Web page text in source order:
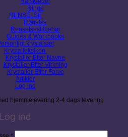
Ringe
RENSELSE
Røgelse
Renselsestilbehør
Guides & Workbooks
krystalsæt
Krystalleksikon
Krystaller Efter Navne
Krystaller Efter Virkning
Krystaller Efter Farve
Artikler
Log ind
hjemmelevering 2-4 dags levering
Log ind
Påkrævet